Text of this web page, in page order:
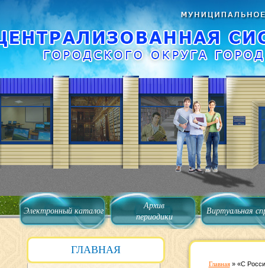
Электронный каталог
Архив
периодики
Виртуальная
ГЛАВНАЯ
Главная» «С